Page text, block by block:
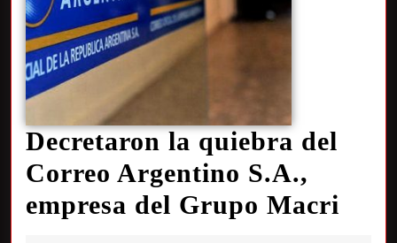
Decretaron la quiebra del
Correo Argentino S.A.,
empresa del Grupo Macri